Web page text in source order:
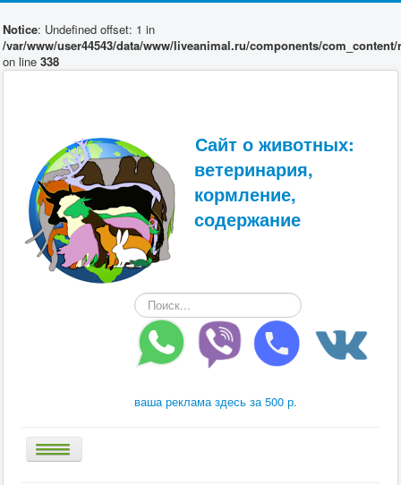
Notice: Undefined offset: 1 in
/var/www/user44543/data/www/liveanimal.ru/components/
on line 338
Сайт о животных:
ветеринария,
кормление,
содержание
Искать...
ваша реклама здесь за 500 р.